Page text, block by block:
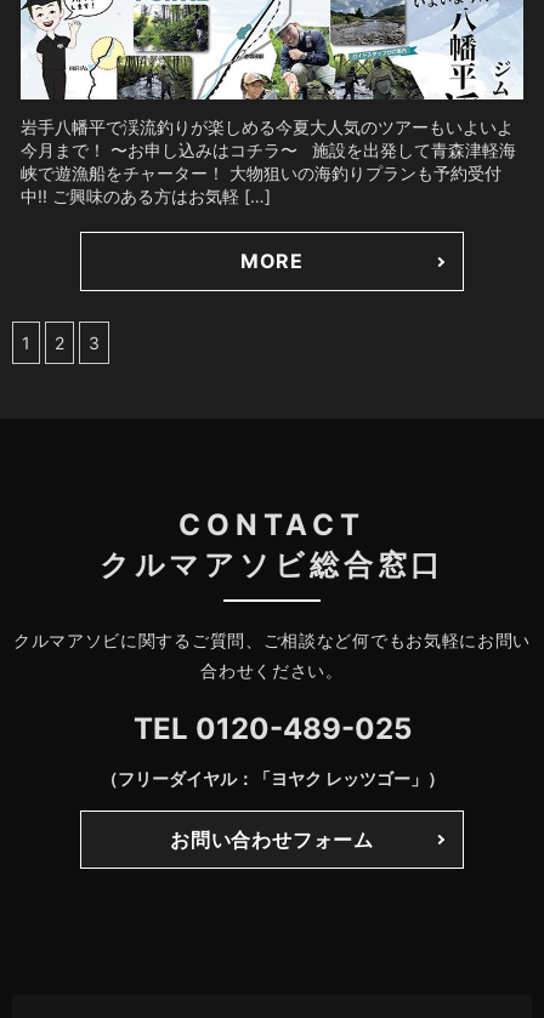
岩手八幡平で渓流釣りが楽しめる今夏大人気のツアーもいよいよ
今月まで！ 〜お申し込みはコチラ〜 施設を出発して青森津軽海
峡で遊漁船をチャーター！ 大物狙いの海釣りプランも予約受付
中!! ご興味のある方はお気軽 […]
MORE
1 2 3
CONTACT
クルマアソビ総合窓口
クルマアソビに関するご質問、ご相談など何でもお気軽にお問い
合わせください。
TEL 0120-489-025
（フリーダイヤル：「ヨヤク レッツゴー」）
お問い合わせフォーム